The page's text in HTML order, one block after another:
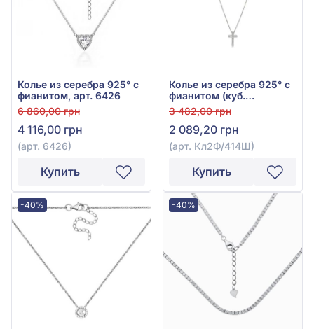
Колье из серебра 925° с
фианитом, арт. 6426
6 860,00 грн
4 116,00 грн
(арт. 6426)
Купить
Колье из серебра 925° с
фианитом (куб.
цирконий), арт.
Кл2Ф/414Ш
3 482,00 грн
2 089,20 грн
(арт. Кл2Ф/414Ш)
Купить
-40% -40%